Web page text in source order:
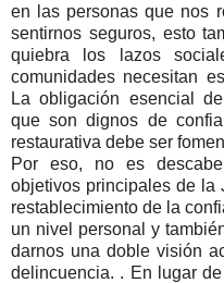
en las personas que nos
sentirnos seguros, esto
quiebra los lazos
comunidades necesitan
La obligación esencial
que son dignos de
restaurativa debe ser
Por eso, no es
objetivos principales de la
restablecimiento de la
un nivel personal y
darnos una doble visión
delincuencia. . En lugar